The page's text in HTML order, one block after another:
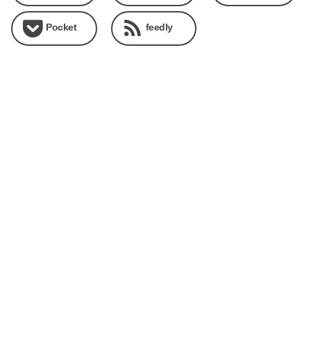
Pocket feedly